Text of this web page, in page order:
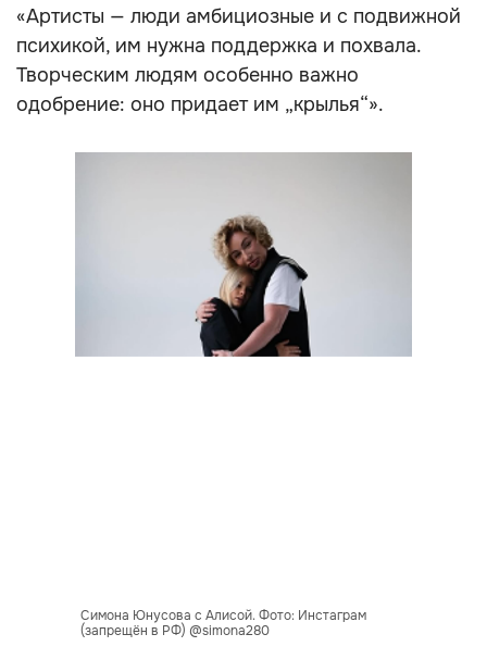
«Артисты — люди амбициозные и с подвижной
психикой, им нужна поддержка и похвала.
Творческим людям особенно важно
одобрение: оно придает им „крылья“».
Симона Юнусова с Алисой. Фото: Инстаграм
(запрещён в РФ) @simona280